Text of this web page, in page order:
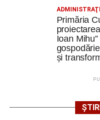
acestea se numără
elementelor din lemn și
parțială a șurii.
De asemenea,
Primăria
Ioan
și